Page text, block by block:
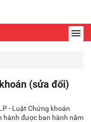
(sửa đổi)
- Luật Chứng khoán
hành được ban hành năm